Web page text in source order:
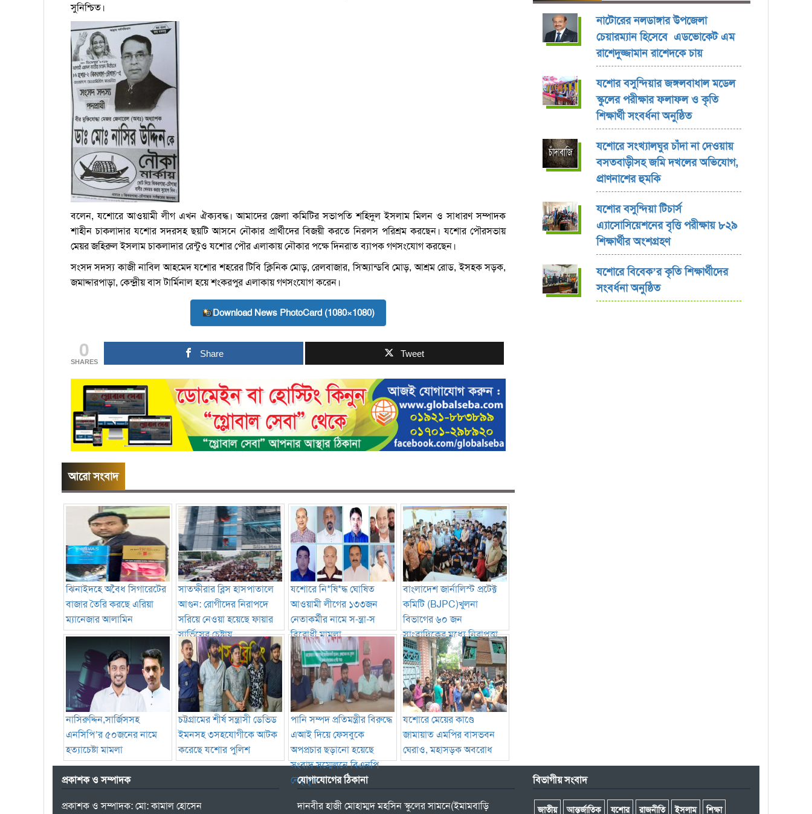
সুনিশ্চিত।
বলেন, যশোরে আওয়ামী লীগ এখন ঐক্যবদ্ধ। আমাদের জেলা কমিটির সভাপতি শহিদুল ইসলাম মিলন ও সাধারণ সম্পাদক
শাহীন চাকলাদার যশোর সদরসহ ছয়টি আসনে নৌকার প্রার্থীদের বিজয়ী করতে নিরলস পরিশ্রম করছেন। যশোর পৌরসভায়
মেয়র জহিরুল ইসলাম চাকলাদার রেন্টুও যশোর পৌর এলাকায় নৌকার পক্ষে দিনরাত ব্যাপক গণসংযোগ করছেন।
সংসদ সদস্য কাজী নাবিল আহমেদ যশোর শহরের টিবি ক্লিনিক মোড়, রেলবাজার, সিঅ্যান্ডবি মোড়, আশ্রম রোড, ইসহক সড়ক,
জমাদ্দারপাড়া, কেন্দ্রীয় বাস টার্মিনাল হয়ে শংকরপুর এলাকায় গণসংযোগ করেন।
Download News PhotoCard (1080×1080)
0
SHARES
Share Tweet
আরো সংবাদ
ঝিনাইদহে অবৈধ সিগারেটের
বাজার তৈরি করছে এরিয়া
ম্যানেজার আলামিন
সাতক্ষীরার ব্লিস হাসপাতালে
আগুন: রোগীদের নিরাপদে
সরিয়ে নেওয়া হয়েছে ফায়ার
সার্ভিসের চেষ্টায়
যশোরে নি*ষি*দ্ধ ঘোষিত
আওয়ামী লীগের ১৩৩জন
নেতাকর্মীর নামে স-ন্ত্রা-স
বিরোধী মামলা
বাংলাদেশ জার্নালিস্ট প্রটেক্ট
কমিটি (BJPC)খুলনা
বিভাগের ৬০ জন
সাংবাদিকের মধ্যে নিরাপত্তা
সরঞ্জাম বিতরণ
নাসিরুদ্দিন,সার্জিসসহ
এনসিপি’র ৫০জনের নামে
হত্যাচেষ্টা মামলা
চট্টগ্রামের শীর্ষ সন্ত্রাসী ডেভিড
ইমনসহ ৩সহযোগীকে আটক
করেছে যশোর পুলিশ
পানি সম্পদ প্রতিমন্ত্রীর বিরুদ্ধে
এআই দিয়ে ফেসবুকে
অপপ্রচার ছড়ানো হয়েছে
সংবাদ সম্মেলনে বিএনপি
নেতৃবৃন্দ
যশোরে মেয়ের কাণ্ডে
জামায়াত এমপির বাসভবন
ঘেরাও, মহাসড়ক অবরোধ
নাটোরের নলডাঙ্গার উপজেলা
চেয়ারম্যান হিসেবে এডভোকেট এম
রাশেদুজ্জামান রাশেদকে চায়
যশোর বসুন্দিয়ার জঙ্গলবাধাল মডেল
স্কুলের পরীক্ষার ফলাফল ও কৃতি
শিক্ষার্থী সংবর্ধনা অনুষ্ঠিত
যশোরে সংখ্যালঘুর চাঁদা না দেওয়ায়
বসতবাড়ীসহ জমি দখলের অভিযোগ,
প্রাণনাশের হুমকি
যশোর বসুন্দিয়া টিচার্স
এ্যাসোসিয়েশনের বৃত্তি পরীক্ষায় ৮২৯
শিক্ষার্থীর অংশগ্রহণ
যশোরে বিবেক’র কৃতি শিক্ষার্থীদের
সংবর্ধনা অনুষ্ঠিত
প্রকাশক ও সম্পাদক
প্রকাশক ও সম্পাদক: মো: কামাল হোসেন
যোগাযোগের ঠিকানা
দানবীর হাজী মোহাম্মদ মহসিন স্কুলের সামনে(ইমামবাড়ি
বিভাগীয় সংবাদ
জাতীয় আন্তর্জাতিক যশোর রাজনীতি ইসলাম শিক্ষা